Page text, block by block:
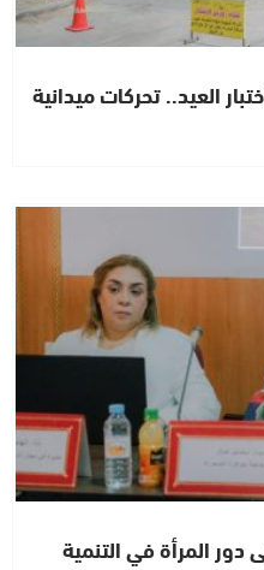
العيد.. تحركات ميدانية
المرأة في التنمية